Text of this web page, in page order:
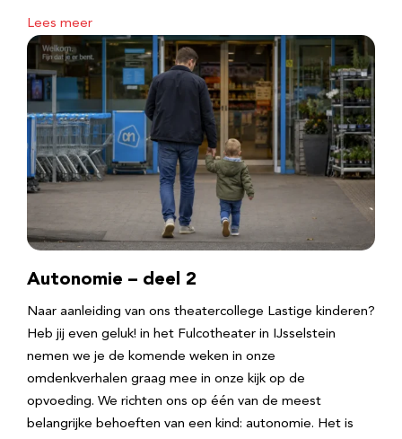
Lees meer
Autonomie – deel 2
Naar aanleiding van ons theatercollege Lastige kinderen?
Heb jij even geluk! in het Fulcotheater in IJsselstein
nemen we je de komende weken in onze
omdenkverhalen graag mee in onze kijk op de
opvoeding. We richten ons op één van de meest
belangrijke behoeften van een kind: autonomie. Het is